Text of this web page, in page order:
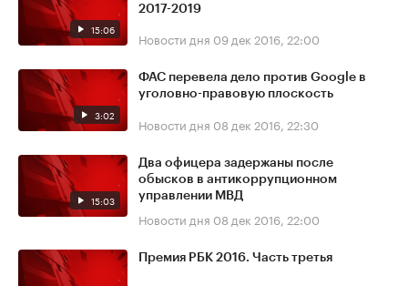
15:06
2017-2019
Новости дня 09 дек 2016, 22:00
3:02
ФАС перевела дело против Google в
уголовно-правовую плоскость
Новости дня 08 дек 2016, 22:30
15:03
Два офицера задержаны после
обысков в антикоррупционном
управлении МВД
Новости дня 08 дек 2016, 22:00
Премия РБК 2016. Часть третья